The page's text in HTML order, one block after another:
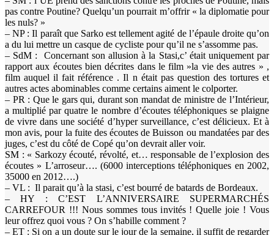
pas contre Poutine? Quelqu’un pourrait m’offrir « la diplomatie pour
les nuls? »
– NP : Il paraît que Sarko est tellement agité de l’épaule droite qu’on
a du lui mettre un casque de cycliste pour qu’il ne s’assomme pas.
– SdM : Concernant son allusion à la Stasi,c’ était uniquement par
rapport aux écoutes bien décrites dans le film »la vie des autres » ,
film auquel il fait référence . Il n était pas question des tortures et
autres actes abominables comme certains aiment le colporter.
– PR : Que le gars qui, durant son mandat de ministre de l’Intérieur,
a multiplié par quatre le nombre d’écoutes téléphoniques se plaigne
de vivre dans une société d’hyper surveillance, c’est délicieux. Et à
mon avis, pour la fuite des écoutes de Buisson ou mandatées par des
juges, c’est du côté de Copé qu’on devrait aller voir.
SM : « Sarkozy écouté, révolté, et… responsable de l’explosion des
écoutes » L’arroseur…. (6000 interceptions téléphoniques en 2002,
35000 en 2012….)
– VL : Il parait qu’à la stasi, c’est bourré de batards de Bordeaux.
– HY : C’EST L’ANNIVERSAIRE SUPERMARCHÉS
CARREFOUR !!! Nous sommes tous invités ! Quelle joie ! Vous
leur offrez quoi vous ? On s’habille comment ?
– ET : Si on a un doute sur le jour de la semaine, il suffit de regarder